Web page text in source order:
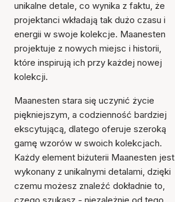
unikalne detale, co wynika z faktu, że
projektanci wkładają tak dużo czasu i
energii w swoje kolekcje. Maanesten
projektuje z nowych miejsc i historii,
które inspirują ich przy każdej nowej
kolekcji.
Maanesten stara się uczynić życie
piękniejszym, a codzienność bardziej
ekscytującą, dlatego oferuje szeroką
gamę wzorów w swoich kolekcjach.
Każdy element biżuterii Maanesten jest
wykonany z unikalnymi detalami, dzięki
czemu możesz znaleźć dokładnie to,